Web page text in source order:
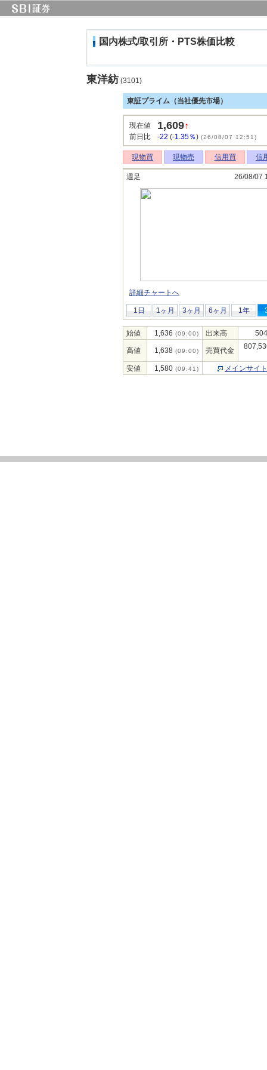
国内株式/取引所・PTS株価比較
東洋紡 (3101)
東証プライム（当社優先市場）
現在値 1,609↑
前日比 -22 (-1.35％) (26/08/07 12:51)
現物買 現物売 信用買 信
週足 26/08/07
詳細チャートへ
1日 1ヶ月 3ヶ月 6ヶ月 1年
始値 1,636 (09:00) 出来高
高値 1,638 (09:00) 売買代金
安値 1,580 (09:41) メインサイ